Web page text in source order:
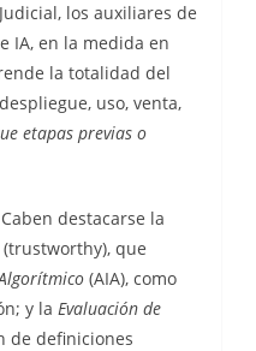
los auxiliares de
IA, en la medida en
la totalidad del
uso, venta,
etapas previas o
Caben destacarse la
(trustworthy), que
(AIA), como
y la Evaluación de
de definiciones